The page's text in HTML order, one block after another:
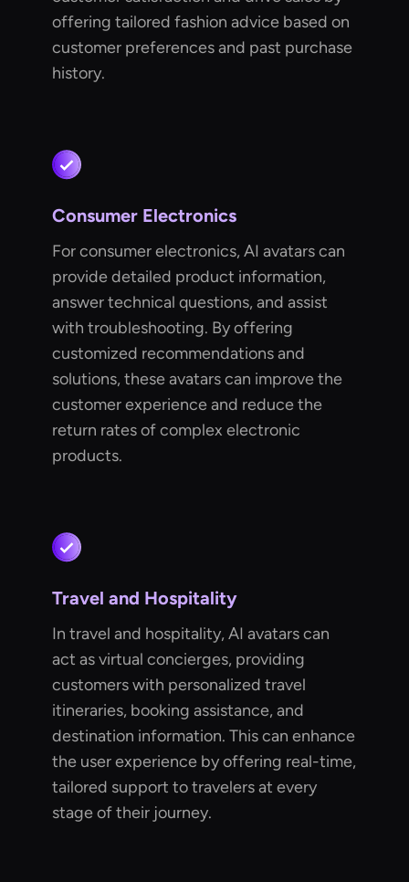
offering tailored fashion advice based on
customer preferences and past purchase
history.
Consumer Electronics
For consumer electronics, AI avatars can
provide detailed product information,
answer technical questions, and assist
with troubleshooting. By offering
customized recommendations and
solutions, these avatars can improve the
customer experience and reduce the
return rates of complex electronic
products.
Travel and Hospitality
In travel and hospitality, AI avatars can
act as virtual concierges, providing
customers with personalized travel
itineraries, booking assistance, and
destination information. This can enhance
the user experience by offering real-time,
tailored support to travelers at every
stage of their journey.